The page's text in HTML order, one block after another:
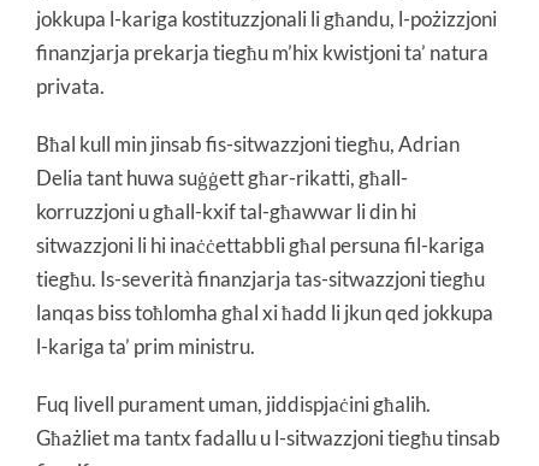
jokkupa l-kariga kostituzzjonali li għandu, l-pożizzjoni
finanzjarja prekarja tiegħu m’hix kwistjoni ta’ natura
privata.
Bħal kull min jinsab fis-sitwazzjoni tiegħu, Adrian
Delia tant huwa suġġett għar-rikatti, għall-
korruzzjoni u għall-kxif tal-għawwar li din hi
sitwazzjoni li hi inaċċettabbli għal persuna fil-kariga
tiegħu. Is-severità finanzjarja tas-sitwazzjoni tiegħu
lanqas biss toħlomha għal xi ħadd li jkun qed jokkupa
l-kariga ta’ prim ministru.
Fuq livell purament uman, jiddispjaċini għalih.
Għażliet ma tantx fadallu u l-sitwazzjoni tiegħu tinsab